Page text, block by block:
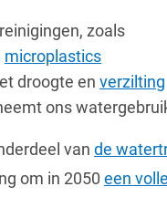
zoals
microplastics
droogte en verzilting
ons
van de
om in 2050 een